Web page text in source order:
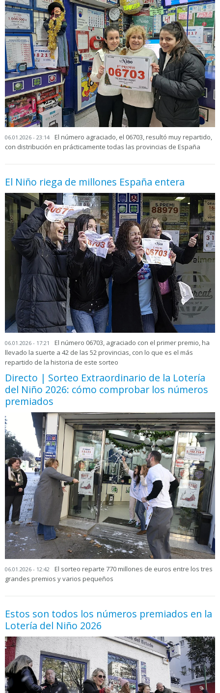
06.01.2026 - 23:14
El número agraciado, el 06703, resultó muy repartido,
con distribución en prácticamente todas las provincias de España
El Niño riega de millones España entera
06.01.2026 - 17:21
El número 06703, agraciado con el primer premio, ha
llevado la suerte a 42 de las 52 provincias, con lo que es el más
repartido de la historia de este sorteo
Directo | Sorteo Extraordinario de la Lotería
del Niño 2026: cómo comprobar los números
premiados
06.01.2026 - 12:42
El sorteo reparte 770 millones de euros entre los tres
grandes premios y varios pequeños
Estos son todos los números premiados en la
Lotería del Niño 2026